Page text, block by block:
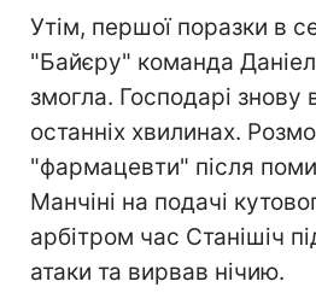
Утім, першої поразки в
"Байєру" команда
змогла. Господарі знову
останніх хвилинах.
"фармацевти" після
Манчіні на подачі
арбітром час Станішіч
атаки та вирвав нічию.